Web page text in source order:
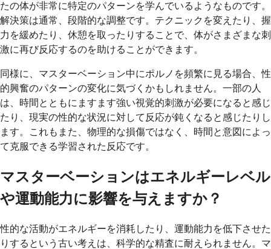
たの体が非常に特定のパターンを学んでいるようなものです。
解決策は通常、段階的な調整です。テクニックを変えたり、握
力を緩めたり、休憩を取ったりすることで、体がさまざまな刺
激に再び反応するのを助けることができます。
同様に、マスターベーション中にポルノを頻繁に見る場合、性
的興奮のパターンの変化に気づくかもしれません。一部の人
は、時間とともにますます強い視覚的刺激が必要になると感じ
たり、現実の性的な状況に対して反応が鈍くなると感じたりし
ます。これもまた、物理的な損傷ではなく、時間と意図によっ
て克服できる学習された反応です。
マスターベーションはエネルギーレベル
や運動能力に影響を与えますか？
性的な活動がエネルギーを消耗したり、運動能力を低下させた
りするという古い考えは、科学的な精査に耐えられません。マ